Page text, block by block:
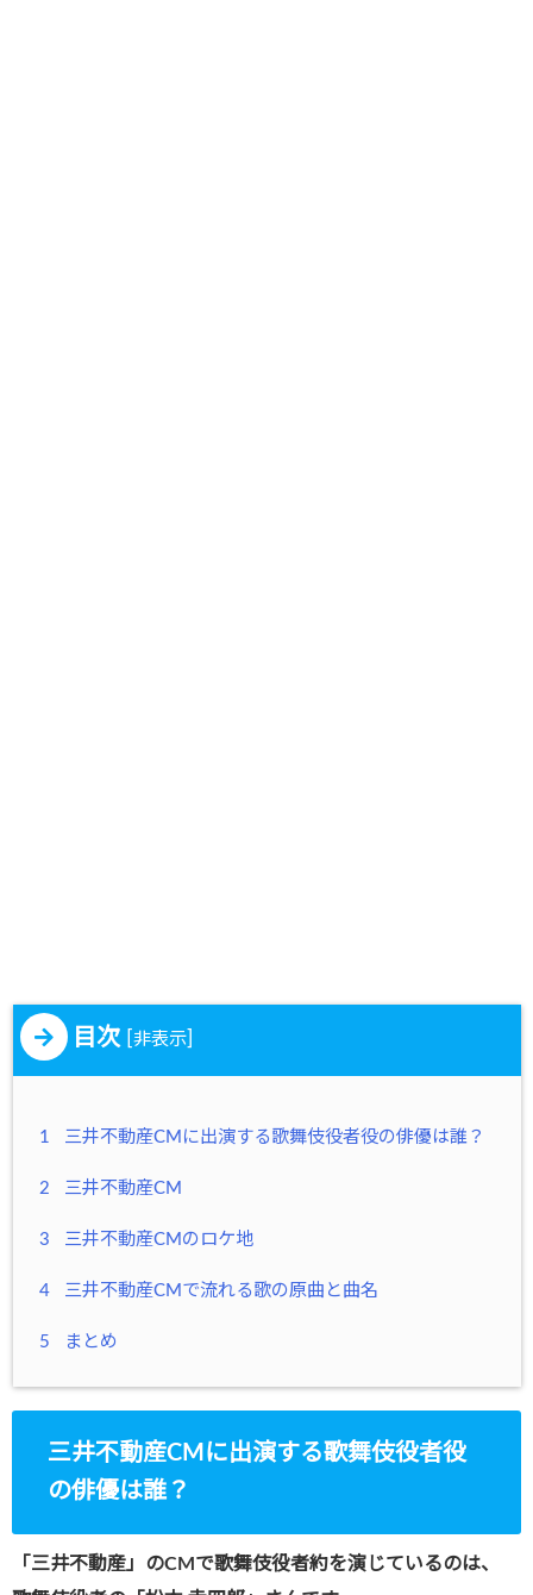
目次 非表示]
1 三井不動産CMに出演する歌舞伎役者役の俳優は誰？
2 三井不動産CM
3 三井不動産CMのロケ地
4 三井不動産CMで流れる歌の原曲と曲名
5 まとめ
三井不動産CMに出演する歌舞伎役者役
の俳優は誰？
「三井不動産」のCMで歌舞伎役者約を演じているのは、